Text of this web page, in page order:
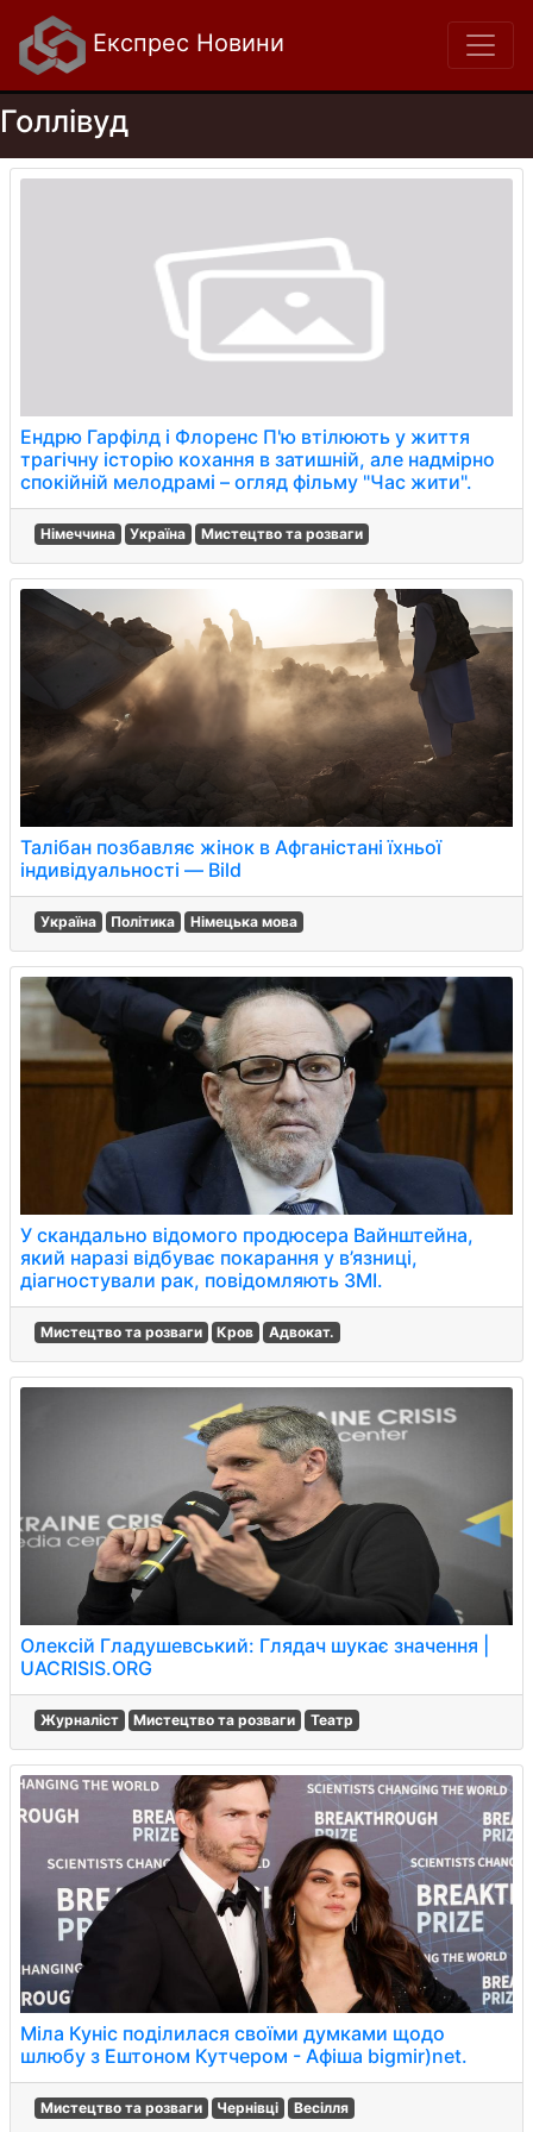
Експрес Новини
Голлівуд
Ендрю Гарфілд і Флоренс П'ю втілюють у життя
трагічну історію кохання в затишній, але надмірно
спокійній мелодрамі – огляд фільму "Час жити".
Німеччина Україна Мистецтво та розваги
Талібан позбавляє жінок в Афганістані їхньої
індивідуальності — Bild
Україна Політика Німецька мова
У скандально відомого продюсера Вайнштейна,
який наразі відбуває покарання у в’язниці,
діагностували рак, повідомляють ЗМІ.
Мистецтво та розваги Кров Адвокат.
Олексій Гладушевський: Глядач шукає значення |
UACRISIS.ORG
Журналіст Мистецтво та розваги Театр
Міла Куніс поділилася своїми думками щодо
шлюбу з Ештоном Кутчером - Афіша bigmir)net.
Мистецтво та розваги Чернівці Весілля